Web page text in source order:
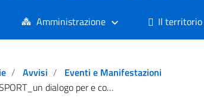
Amministrazione Il territorio
Avvisi
Eventi e Manifestazioni
e con allenatori, genitori e comunità educante con minori 14-17 anni.